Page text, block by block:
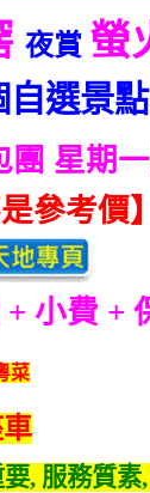
夜賞 螢
自選景點
團 星期
參考價】
+ 小費 +
菜
要, 服務質素,